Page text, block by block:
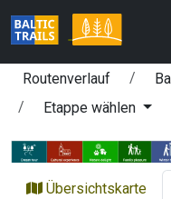
Routenverlauf
Etappe wählen
Übersichtskarte